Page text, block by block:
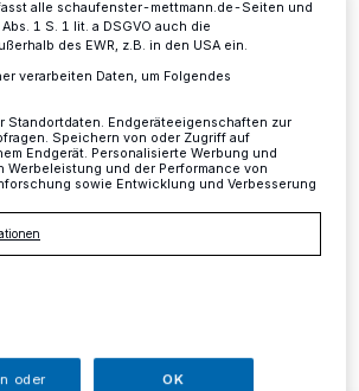
Sanierungsarbeiten am Kirchenschiff
Mettmann hat sich der
den Marktplatz für die
in diesem Jahr doch zur
Uhr
alle schaufenster-mettmann.de-Seiten und
1 S. 1 lit. a DSGVO auch die
des EWR, z.B. in den USA ein.
verarbeiten Daten, um Folgendes
Standortdaten. Endgeräteeigenschaften zur
Speichern von oder Zugriff auf
Endgerät. Personalisierte Werbung und
Werbeleistung und der Performance von
sowie Entwicklung und Verbesserung
oder
OK